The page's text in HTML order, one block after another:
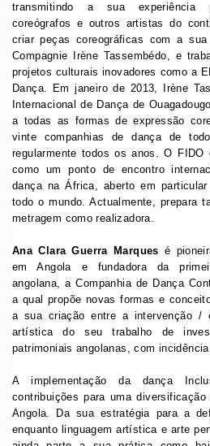
transmitindo a sua experiência
coreógrafos e outros artistas do
criar peças coreográficas com a
Compagnie Irène Tassembédo, e
projetos culturais inovadores como a
Dança. Em janeiro de 2013, Irène
Internacional de Dança de
a todas as formas de expressão
vinte companhias de dança de
regularmente todos os anos. O FIDO
como um ponto de encontro
dança na África, aberto em
todo o mundo. Actualmente, prepara
metragem como realizadora.
Ana Clara Guerra Marques é
em Angola e fundadora da
angolana, a Companhia de Dança
a qual propõe novas formas e
a sua criação entre a intervenção /
artística do seu trabalho de
patrimoniais angolanas, com
A implementação da dança
contribuições para uma
Angola. Da sua estratégia para a
enquanto linguagem artística e arte